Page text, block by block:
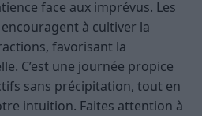
face aux imprévus. Les
à cultiver la
favorisant la
C’est une journée propice
sans précipitation, tout en
intuition. Faites attention à